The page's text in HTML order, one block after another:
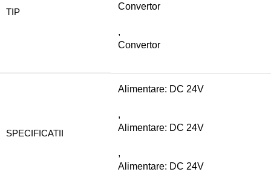
TIP
Convertor
,
Convertor
SPECIFICATII
Alimentare: DC 24V
,
Alimentare: DC 24V
,
Alimentare: DC 24V